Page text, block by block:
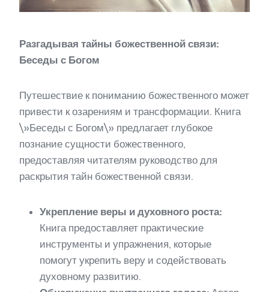
Разгадывая тайны божественной связи:
Беседы с Богом
Путешествие к пониманию божественного может
привести к озарениям и трансформации. Книга
\»Беседы с Богом\» предлагает глубокое
познание сущности божественного,
предоставляя читателям руководство для
раскрытия тайн божественной связи.
Укрепление веры и духовного роста:
Книга предоставляет практические
инструменты и упражнения, которые
помогут укрепить веру и содействовать
духовному развитию.